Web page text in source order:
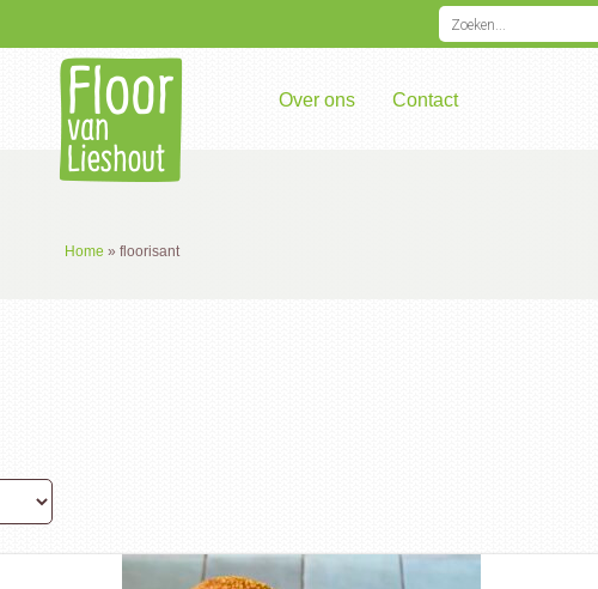
Over ons Contact
Home » floorisant